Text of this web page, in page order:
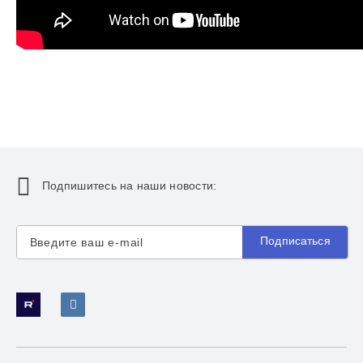
Подпишитесь на наши новости:
Подписаться